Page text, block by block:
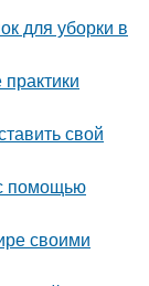
для уборки в
свой
помощью
своими